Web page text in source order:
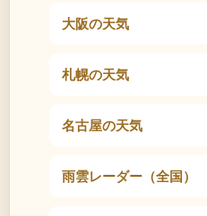
大阪の天気
札幌の天気
名古屋の天気
雨雲レーダー（全国）